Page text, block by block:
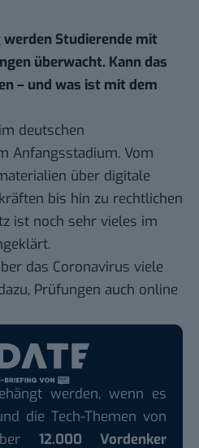
Studierende mit
überwacht. Kann das
– und was ist mit dem
deutschen
Anfangsstadium. Vom
über digitale
bis hin zu rechtlichen
ist noch sehr vieles im
das Coronavirus viele
Prüfungen auch online
werden, wenn es
die Tech-Themen von
12.000 Vordenker